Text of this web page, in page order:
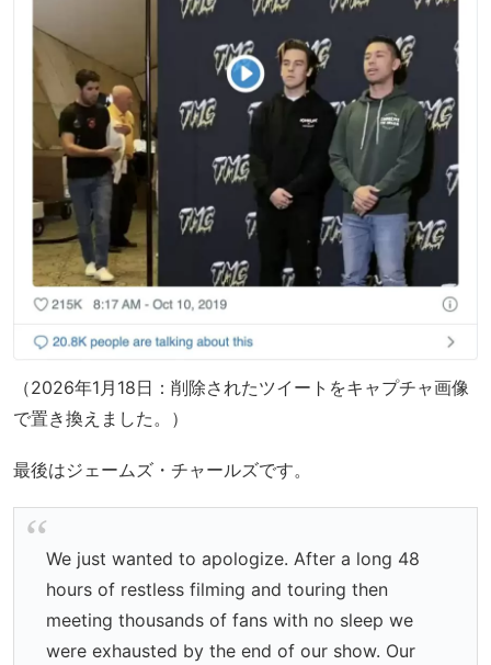
（2026年1月18日：削除されたツイートをキャプチャ画像
で置き換えました。）
最後はジェームズ・チャールズです。
We just wanted to apologize. After a long 48
hours of restless filming and touring then
meeting thousands of fans with no sleep we
were exhausted by the end of our show. Our